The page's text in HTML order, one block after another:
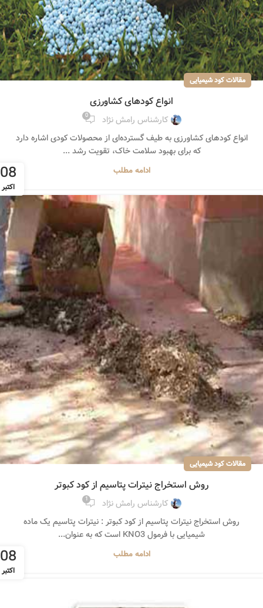
مقالات کود شیمیایی
انواع کودهای کشاورزی
کارشناس رامش نژاد 0
انواع کودهای کشاورزی به طیف گسترده‌ای از محصولات کودی اشاره دارد
که برای بهبود سلامت خاک، تقویت رشد ...
ادامه مطلب 08
اکتبر
مقالات کود شیمیایی
روش استخراج نیترات پتاسیم از کود کبوتر
کارشناس رامش نژاد 1
روش استخراج نیترات پتاسیم از کود کبوتر : نیترات پتاسیم یک ماده
شیمیایی با فرمول KNO3 است که به عنوان...
ادامه مطلب 08
اکتبر